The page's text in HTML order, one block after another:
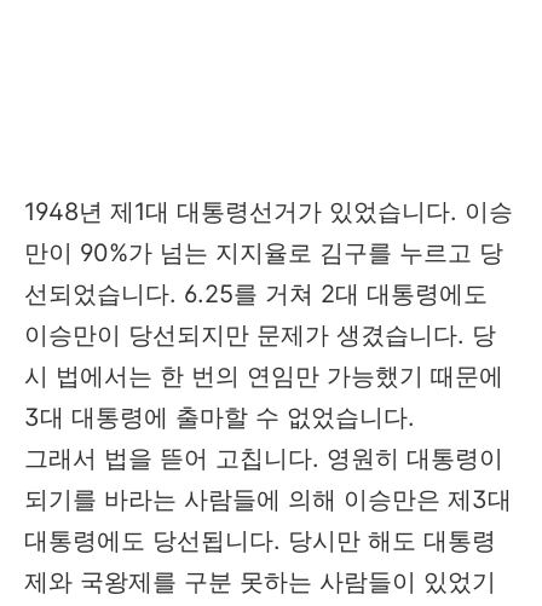
1948년 제1대 대통령선거가 있었습니다. 이승
만이 90%가 넘는 지지율로 김구를 누르고 당
선되었습니다. 6.25를 거쳐 2대 대통령에도
이승만이 당선되지만 문제가 생겼습니다. 당
시 법에서는 한 번의 연임만 가능했기 때문에
3대 대통령에 출마할 수 없었습니다.
그래서 법을 뜯어 고칩니다. 영원히 대통령이
되기를 바라는 사람들에 의해 이승만은 제3대
대통령에도 당선됩니다. 당시만 해도 대통령
제와 국왕제를 구분 못하는 사람들이 있었기